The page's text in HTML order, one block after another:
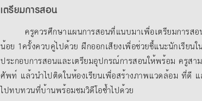
เตรียมการสอน
ครูควรศึกษาแผนการสอนที่แนบมาเพื่อเตรียมการสอน
น้อย 1ครั้งควบคู่ไปด้วย ฝึกออกเสียงเพื่อช่วยชี้แนะนักเรียน
ประกอบการสอนและเตรียมอุปกรณ์การสอนให้พร้อม ครูสา
ศัพท์ แล้วนําไปติดในห้องเรียนเพื่อสร้างภาพแวดล้อม ที่ดี
ไปทบทวนที่บ้านพร้อมชมวิดีโอซ้ำไปด้วย